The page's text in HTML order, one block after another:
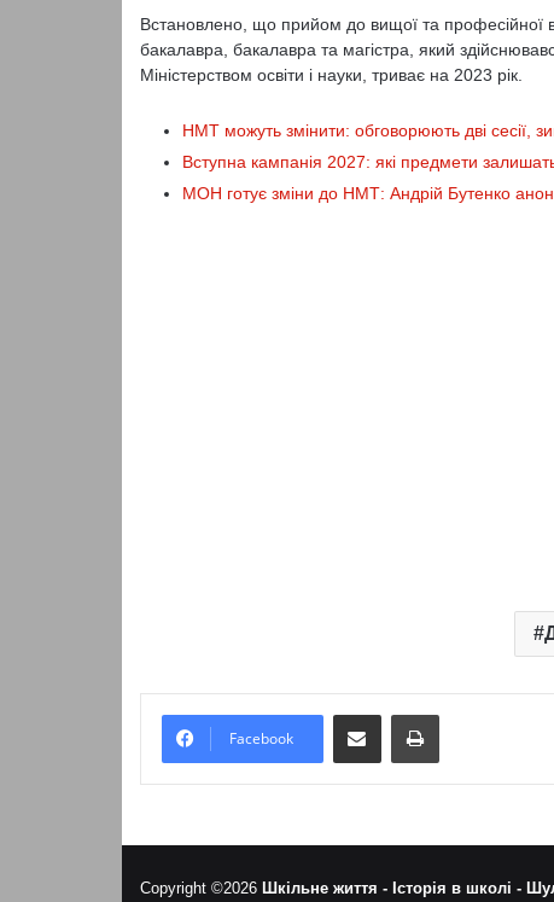
Встановлено, що прийом до вищої та професійної
бакалавра, бакалавра та магістра, який
Міністерством освіти і науки, триває на 2023 рік.
НМТ можуть змінити: обговорюють дві сесії,
Вступна кампанія 2027: які предмети
МОН готує зміни до НМТ: Андрій Бутенко
Facebook
Надіслати електронною поштоюНадрукувати
Copyright ©2026 Шкільне життя - Історія в школі -